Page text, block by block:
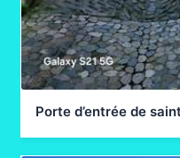
Porte d’entrée de